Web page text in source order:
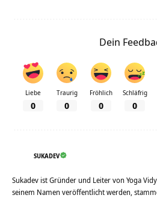
Dein
Liebe
0
Traurig
0
Fröhlich
0
Schläfrig
0
SUKADEV
Sukadev ist Gründer und Leiter von Yoga
seinem Namen veröffentlicht werden,